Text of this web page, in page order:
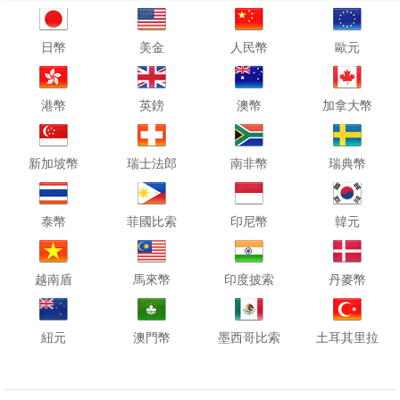
日幣 美金 人民幣 歐元
港幣 英鎊 澳幣 加拿大幣
新加坡幣 瑞士法郎 南非幣 瑞典幣
泰幣 菲國比索 印尼幣 韓元
越南盾 馬來幣 印度披索 丹麥幣
紐元 澳門幣 墨西哥比索 土耳其里拉